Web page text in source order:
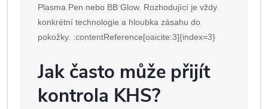
Plasma Pen nebo BB Glow. Rozhodující je vždy
konkrétní technologie a hloubka zásahu do
pokožky. :contentReference[oaicite:3]{index=3}
Jak často může přijít
kontrola KHS?